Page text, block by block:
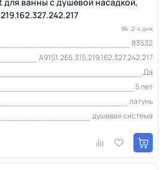
для ванны с душевой насадкой,
2-4 дня
83532
A9151.265.315.219.162.327.242.217
Да
5 лет
латунь
душевая система